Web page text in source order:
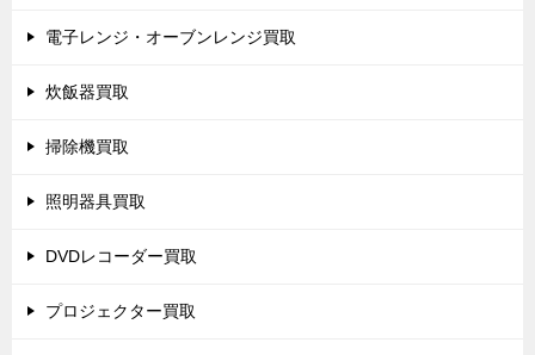
電子レンジ・オーブンレンジ買取
炊飯器買取
掃除機買取
照明器具買取
DVDレコーダー買取
プロジェクター買取